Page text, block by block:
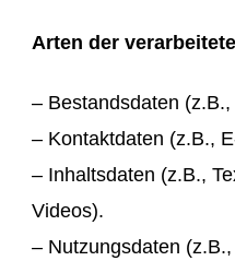
Arten der
– Bestandsdaten
– Kontaktdaten (z.B.,
– Inhaltsdaten (z.B.,
Videos).
– Nutzungsdaten